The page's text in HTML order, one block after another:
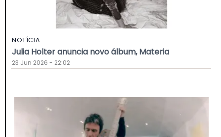
NOTÍCIA
Julia Holter anuncia novo álbum, Materia
23 Jun 2026 - 22:02